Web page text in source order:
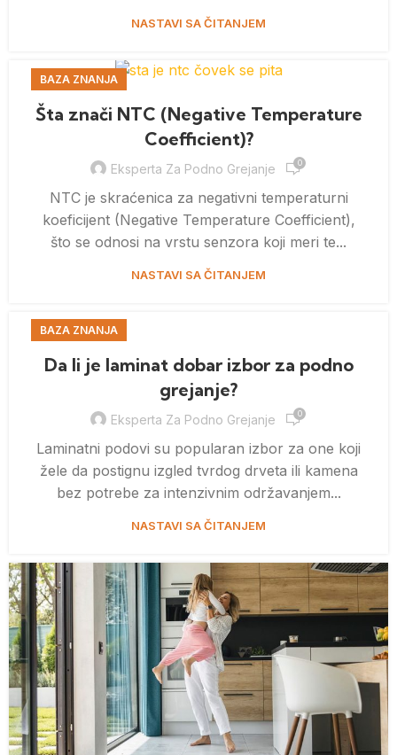
NASTAVI SA ČITANJEM
BAZA ZNANJA
Šta znači NTC (Negative Temperature
Coefficient)?
Eksperta Za Podno Grejanje 0
NTC je skraćenica za negativni temperaturni
koeficijent (Negative Temperature Coefficient),
što se odnosi na vrstu senzora koji meri te...
NASTAVI SA ČITANJEM
BAZA ZNANJA
Da li je laminat dobar izbor za podno
grejanje?
Eksperta Za Podno Grejanje 0
Laminatni podovi su popularan izbor za one koji
žele da postignu izgled tvrdog drveta ili kamena
bez potrebe za intenzivnim održavanjem...
NASTAVI SA ČITANJEM